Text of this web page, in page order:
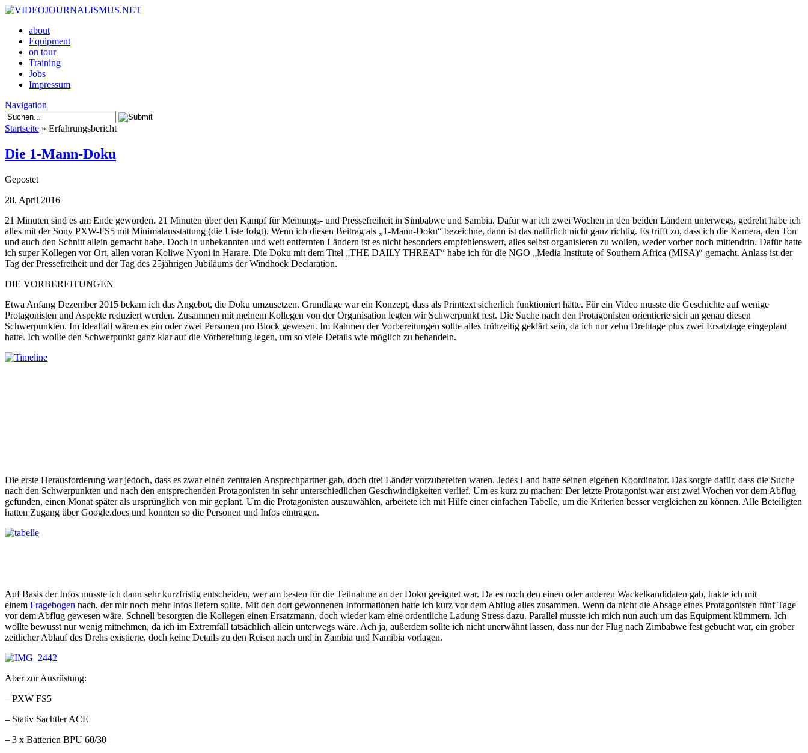
about
Equipment
on tour
Training
Jobs
Impressum
Navigation
Startseite » Erfahrungsbericht
Die 1-Mann-Doku
Gepostet
28. April 2016
21 Minuten sind es am Ende geworden. 21 Minuten über den Kampf für Meinungs- und Pressefreiheit in Simbabwe und Sambia. Dafür war ich zwei Wochen in den beiden Ländern unterwegs, gedreht habe ich
alles mit der Sony PXW-FS5 mit Minimalausstattung (die Liste folgt). Wenn ich diesen Beitrag als „1-Mann-Doku“ bezeichne, dann ist das natürlich nicht ganz richtig. Es trifft zu, dass ich die Kamera, den Ton
und auch den Schnitt allein gemacht habe. Doch in unbekannten und weit entfernten Ländern ist es nicht besonders empfehlenswert, alles selbst organisieren zu wollen, weder vorher noch mittendrin. Dafür hatte
ich super Kollegen vor Ort, allen voran Koliwe Nyoni in Harare. Die Doku mit dem Titel „THE DAILY THREAT“ habe ich für die NGO „Media Institute of Southern Africa (MISA)“ gemacht. Anlass ist der
Tag der Pressefreiheit und der Tag des 25jährigen Jubiläums der Windhoek Declaration.
DIE VORBEREITUNGEN
Etwa Anfang Dezember 2015 bekam ich das Angebot, die Doku umzusetzen. Grundlage war ein Konzept, dass als Printtext sicherlich funktioniert hätte. Für ein Video musste die Geschichte auf wenige
Protagonisten und Aspekte reduziert werden. Zusammen mit meinem Kollegen von der Organisation legten wir Schwerpunkt fest. Die Suche nach den Protagonisten orientierte sich an genau diesen
Schwerpunkten. Im Idealfall wären es ein oder zwei Personen pro Block gewesen. Im Rahmen der Vorbereitungen sollte alles frühzeitig geklärt sein, da ich nur zehn Drehtage plus zwei Ersatztage eingeplant
hatte. Ich wollte den Schwerpunkt ganz klar auf die Vorbereitung legen, um so viele Details wie möglich zu behandeln.
Die erste Herausforderung war jedoch, dass es zwar einen zentralen Ansprechpartner gab, doch drei Länder vorzubereiten waren. Jedes Land hatte seinen eigenen Koordinator. Das sorgte dafür, dass die Suche
nach den Schwerpunkten und nach den entsprechenden Protagonisten in sehr unterschiedlichen Geschwindigkeiten verlief. Um es kurz zu machen: Der letzte Protagonist war erst zwei Wochen vor dem Abflug
gefunden, einen Monat später als ursprünglich von mir geplant. Um die Protagonisten auszuwählen, arbeitete ich mit Hilfe einer einfachen Tabelle, um die Kriterien besser vergleichen zu können. Alle Beteiligten
hatten Zugang über Google.docs und konnten so die Personen und Infos eintragen.
Auf Basis der Infos musste ich dann sehr kurzfristig entscheiden, wer am besten für die Teilnahme an der Doku geeignet war. Da es noch den einen oder anderen Wackelkandidaten gab, hakte ich mit
einem Fragebogen nach, der mir noch mehr Infos liefern sollte. Mit den dort gewonnenen Informationen hatte ich kurz vor dem Abflug alles zusammen. Wenn da nicht die Absage eines Protagonisten fünf Tage
vor dem Abflug gewesen wäre. Schnell besorgten die Kollegen einen Ersatzmann, doch wieder kam eine ordentliche Ladung Stress dazu. Parallel musste ich mich nun auch um das Equipment kümmern. Ich
wollte bewusst nur wenig mitnehmen, da ich im Extremfall tatsächlich allein unterwegs wäre. Ach ja, außerdem sollte ich nicht unerwähnt lassen, dass nur der Flug nach Zimbabwe fest gebucht war, ein grober
zeitlicher Ablauf des Drehs existierte, doch keine Details zu den Reisen nach und in Zambia und Namibia vorlagen.
Aber zur Ausrüstung:
– PXW FS5
– Stativ Sachtler ACE
– 3 x Batterien BPU 60/30